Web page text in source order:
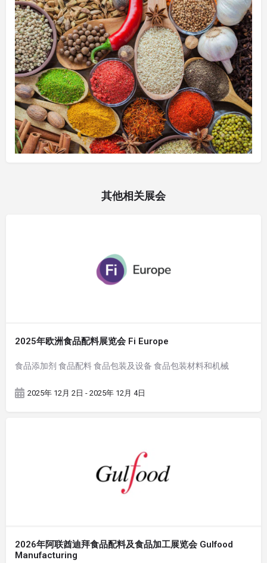
其他相关展会
2025年欧洲食品配料展览会 Fi Europe
食品添加剂 食品配料 食品包装及设备 食品包装材料和机械
2025年 12月 2日 - 2025年 12月 4日
2026年阿联酋迪拜食品配料及食品加工展览会 Gulfood
Manufacturing